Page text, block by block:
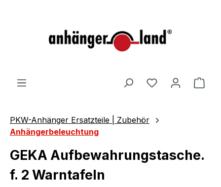
PKW-Anhänger Ersatzteile | Zubehör
Anhängerbeleuchtung
GEKA Aufbewahrungstasche.
f. 2 Warntafeln